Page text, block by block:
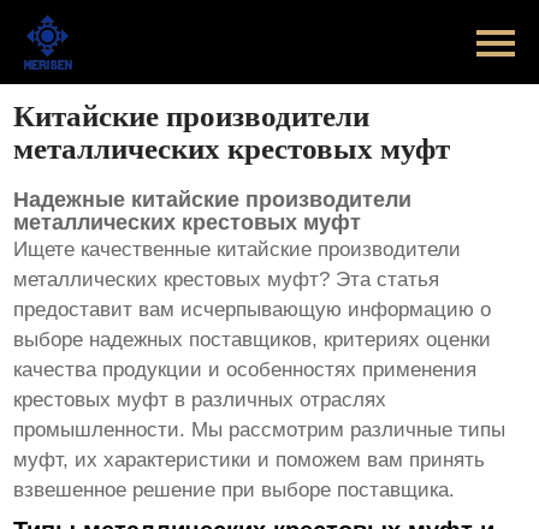
Главная
Новости
Случаи
Оборудование завода
Контакты
О Нас
Китайские производители
металлических крестовых муфт
Надежные китайские производители
металлических крестовых муфт
Ищете качественные китайские производители
металлических крестовых муфт? Эта статья
предоставит вам исчерпывающую информацию о
выборе надежных поставщиков, критериях оценки
качества продукции и особенностях применения
крестовых муфт в различных отраслях
промышленности. Мы рассмотрим различные типы
муфт, их характеристики и поможем вам принять
взвешенное решение при выборе поставщика.